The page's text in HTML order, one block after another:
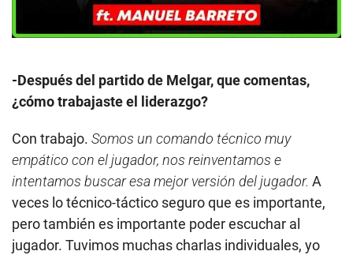
-Después del partido de Melgar, que comentas,
¿cómo trabajaste el liderazgo?
Con trabajo. Somos un comando técnico muy
empático con el jugador, nos reinventamos e
intentamos buscar esa mejor versión del jugador. A
veces lo técnico-táctico seguro que es importante,
pero también es importante poder escuchar al
jugador. Tuvimos muchas charlas individuales, yo